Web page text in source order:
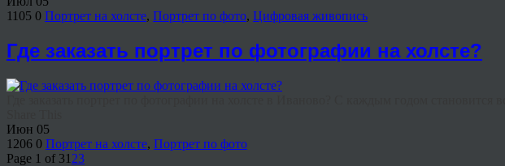
1105 0 Портрет на холсте, Портрет по фото, Цифровая живопись
Где заказать портрет по фотографии на холсте?
Июн 05
1206 0 Портрет на холсте, Портрет по фото
Page 1 of 31 23